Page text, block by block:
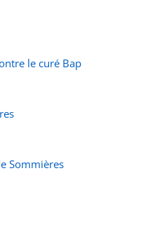
le curé Bap
Sommières